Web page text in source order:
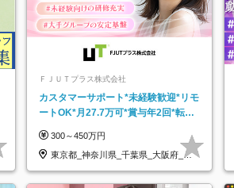
ＦＪＵＴプラス株式会社
カスタマーサポート*未経験歓迎*リモ
ートOK*月27.7万可*賞与年2回*転勤
300～450万円
東京都_神奈川県_千葉県_大阪府_愛
知県…